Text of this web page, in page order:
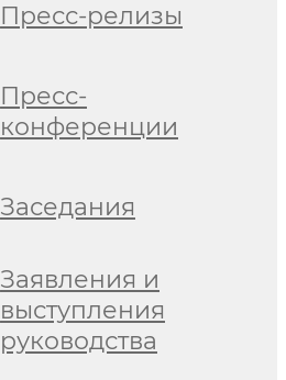
Пресс-релизы
Пресс-
конференции
Заседания
Заявления и
выступления
руководства